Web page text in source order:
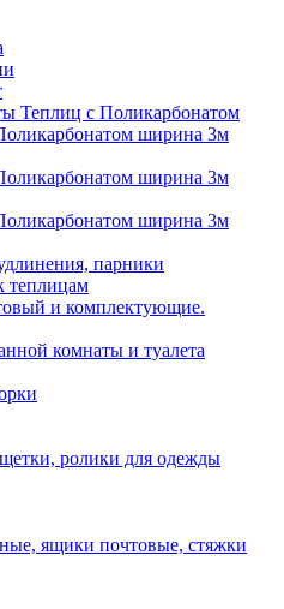
Теплиц с Поликарбонатом
ширина 3м
ширина 3м
ширина 3м
парники
теплицам
и комплектующие.
комнаты и туалета
ролики для одежды
ящики почтовые, стяжки